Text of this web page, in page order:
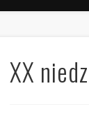
XX